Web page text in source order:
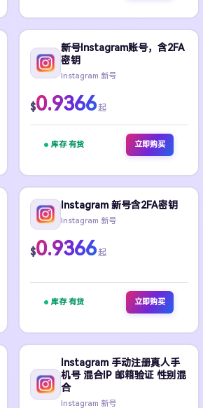
新号Instagram账号，含2FA
密钥
Instagram 新号
$0.9366起
库存 有货 立即购买
Instagram 新号含2FA密钥
Instagram 新号
$0.9366起
库存 有货 立即购买
Instagram 手动注册真人手
机号 混合IP 邮箱验证 性别混
合
Instagram 新号